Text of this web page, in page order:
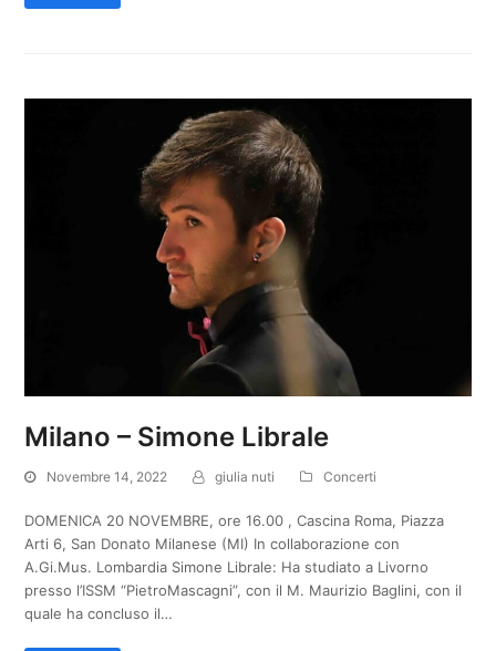
Milano – Simone Librale
Novembre 14, 2022 giulia nuti Concerti
DOMENICA 20 NOVEMBRE, ore 16.00 , Cascina Roma, Piazza
Arti 6, San Donato Milanese (MI) In collaborazione con
A.Gi.Mus. Lombardia Simone Librale: Ha studiato a Livorno
presso l’ISSM “PietroMascagni”, con il M. Maurizio Baglini, con il
quale ha concluso il…